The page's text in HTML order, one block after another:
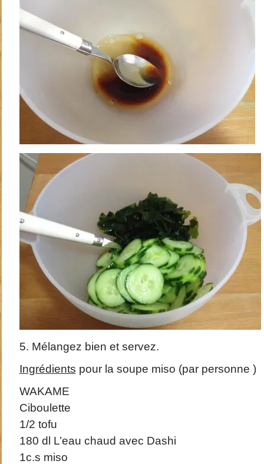
5. Mélangez bien et servez.
Ingrédients pour la soupe miso (par personne )
WAKAME
Ciboulette
1/2 tofu
180 dl L’eau chaud avec Dashi
1c.s miso